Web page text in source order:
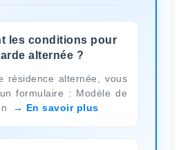
les conditions pour
alternée ?
résidence alternée, vous
formulaire : Modèle de
En savoir plus